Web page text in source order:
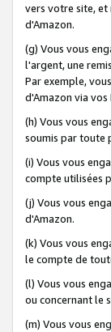
vers votre site, et
d'Amazon.
(g) Vous vous
l'argent, une
Par exemple,
d'Amazon via vos
(h) Vous vous
soumis par toute
(i) Vous vous
compte utilisées
(j) Vous vous
d'Amazon.
(k) Vous vous
le compte de
(l) Vous vous
ou concernant le
(m) Vous vous